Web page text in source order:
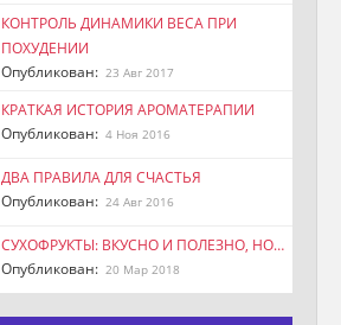
КОНТРОЛЬ ДИНАМИКИ ВЕСА ПРИ
ПОХУДЕНИИ
Опубликован: 23 Авг 2017
КРАТКАЯ ИСТОРИЯ АРОМАТЕРАПИИ
Опубликован: 4 Ноя 2016
ДВА ПРАВИЛА ДЛЯ СЧАСТЬЯ
Опубликован: 24 Авг 2016
СУХОФРУКТЫ: ВКУСНО И ПОЛЕЗНО, НО…
Опубликован: 20 Мар 2018